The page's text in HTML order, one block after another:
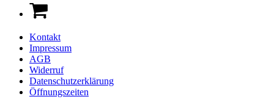
Kontakt
Impressum
AGB
Widerruf
Datenschutzerklärung
Öffnungszeiten